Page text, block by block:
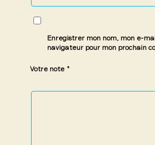
Enregistrer mon nom, mon e-
navigateur pour mon prochain
Votre note *
1 étoile
2 étoiles
3 étoiles
4 étoiles
5 étoiles